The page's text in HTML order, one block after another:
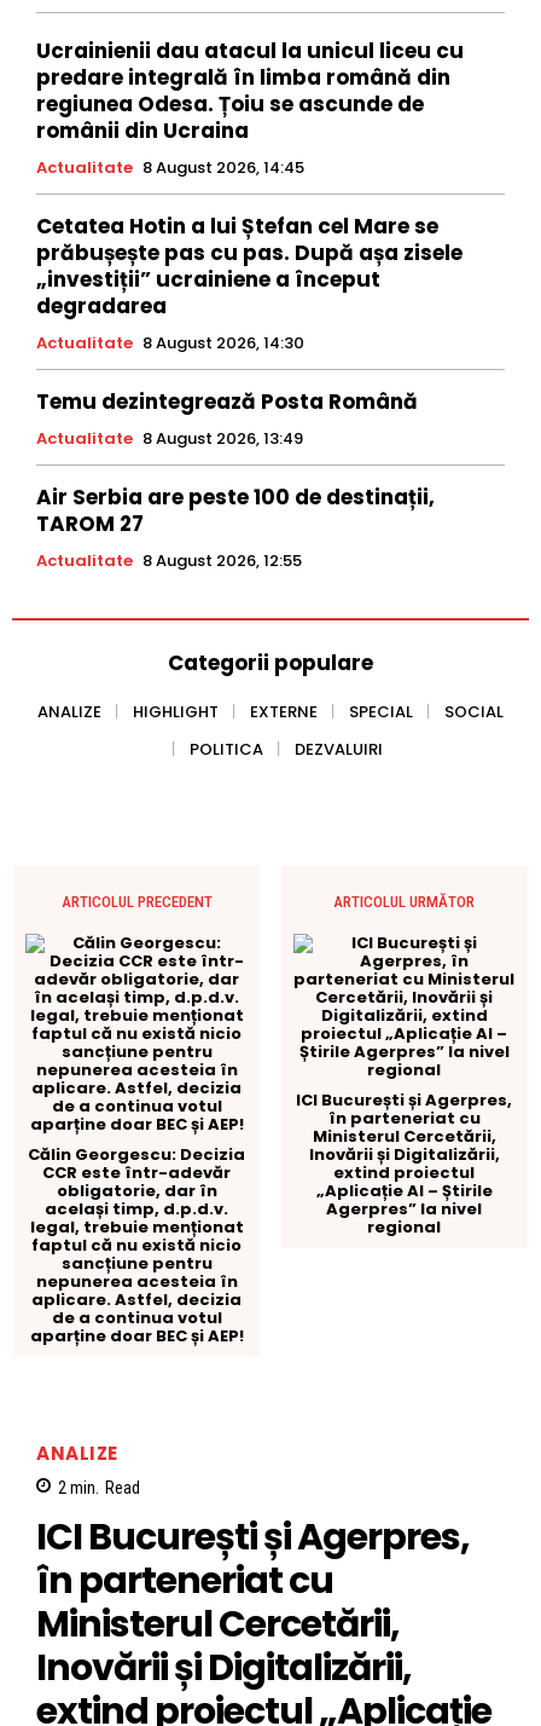
Ucrainienii dau atacul la unicul liceu cu
predare integrală în limba română din
regiunea Odesa. Țoiu se ascunde de
românii din Ucraina
Actualitate 8 August 2026, 14:45
Cetatea Hotin a lui Ștefan cel Mare se
prăbușește pas cu pas. După așa zisele
„investiții” ucrainiene a început
degradarea
Actualitate 8 August 2026, 14:30
Temu dezintegrează Posta Română
Actualitate 8 August 2026, 13:49
Air Serbia are peste 100 de destinații,
TAROM 27
Actualitate 8 August 2026, 12:55
Categorii populare
ANALIZE HIGHLIGHT EXTERNE SPECIAL
SOCIAL
POLITICA
DEZVALUIRI
ARTICOLUL PRECEDENT
Călin Georgescu: Decizia
CCR este într-adevăr
obligatorie, dar în
același timp, d.p.d.v.
legal, trebuie menționat
faptul că nu există nicio
sancțiune pentru
nepunerea acesteia în
aplicare. Astfel, decizia
de a continua votul
aparține doar BEC și AEP!
ARTICOLUL URMĂTOR
ICI București și Agerpres,
în parteneriat cu
Ministerul Cercetării,
Inovării și Digitalizării,
extind proiectul
„Aplicație AI – Știrile
Agerpres” la nivel
regional